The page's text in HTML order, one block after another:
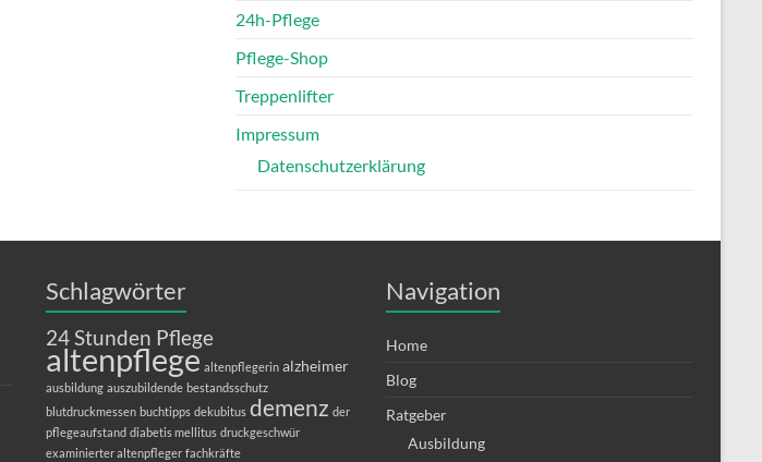
24h-Pflege
Pflege-Shop
Treppenlifter
Impressum
Datenschutzerklärung
Schlagwörter
24 Stunden Pflege
altenpflege altenpflegerin alzheimer
ausbildung auszubildende bestandsschutz
blutdruckmessen buchtipps dekubitus demenz der
pflegeaufstand diabetis mellitus druckgeschwür
examinierter altenpfleger fachkräfte
Navigation
Home
Blog
Ratgeber
Ausbildung